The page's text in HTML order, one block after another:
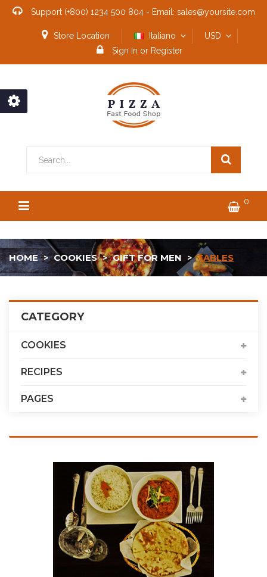
Support (+800) 1234 500 804- Email: sales@yoursite.com
Store Location Italiano
USD
Sign In or Register
0
HOME COOKIES GIFT FOR MEN TABLES
CATEGORY
COOKIES
RECIPES
PAGES